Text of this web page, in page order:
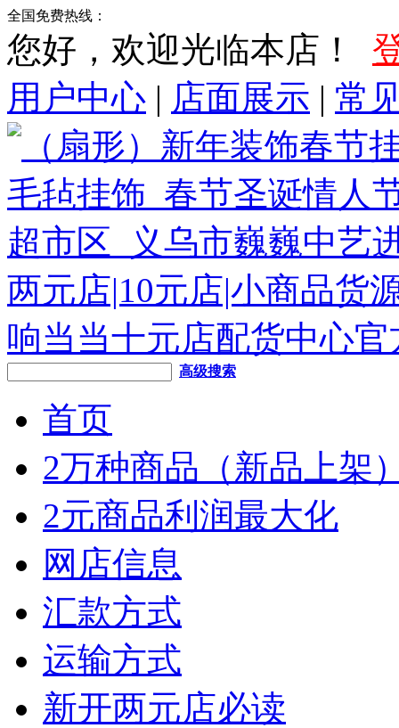
全国免费热线：
您好，欢迎光临本店！
用户中心 | 店面展示 | 常
高级搜索
首页
2万种商品（新品上架
2元商品利润最大化
网店信息
汇款方式
运输方式
新开两元店必读